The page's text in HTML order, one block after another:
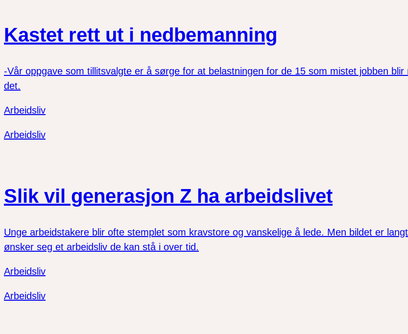
Kastet rett ut i nedbemanning
-Vår oppgave som tillitsvalgte er å sørge for at belastningen for de 15 som mistet jobben
det.
Arbeidsliv
Arbeidsliv
Slik vil generasjon Z ha arbeidslivet
Unge arbeidstakere blir ofte stemplet som kravstore og vanskelige å lede. Men bildet er
ønsker seg et arbeidsliv de kan stå i over tid.
Arbeidsliv
Arbeidsliv